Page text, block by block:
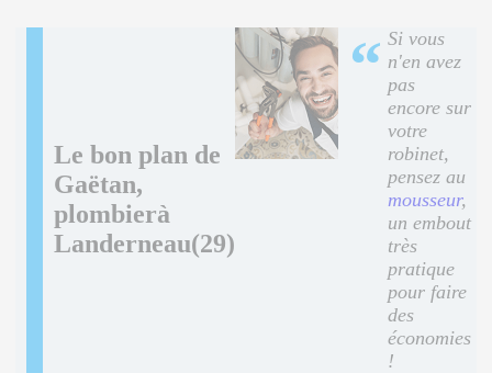
Le bon plan de
Gaëtan,
plombierà
Landerneau(29)
“ Si vous
n'en avez
pas
encore sur
votre
robinet,
pensez au
mousseur,
un embout
très
pratique
pour faire
des
économies
!